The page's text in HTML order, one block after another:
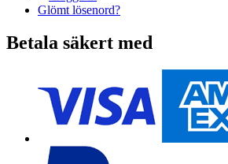
Glömt lösenord?
Betala säkert med